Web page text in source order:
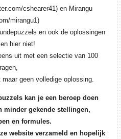
cshearer41) en Mirangu
mirangu1)
en ook de oplossingen
hier niet!
uit met een selectie van 100
geen volledige oplossing.
kan je een beroep doen
minder gekende stellingen,
en formules.
website verzameld en hopelijk